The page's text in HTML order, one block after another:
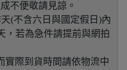
不便敬請見諒。
(不含六日與國定假日)內
，若為急件請提前與網拍
實際到貨時間請依物流中